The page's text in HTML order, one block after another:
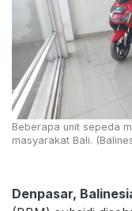
Beberapa unit sepeda
masyarakat Bali.
Denpasar,